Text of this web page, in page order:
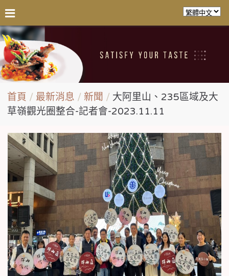
首頁 最新消息 新聞
大阿里山、235區域及大
草嶺觀光圈整合-記者會-2023.11.11